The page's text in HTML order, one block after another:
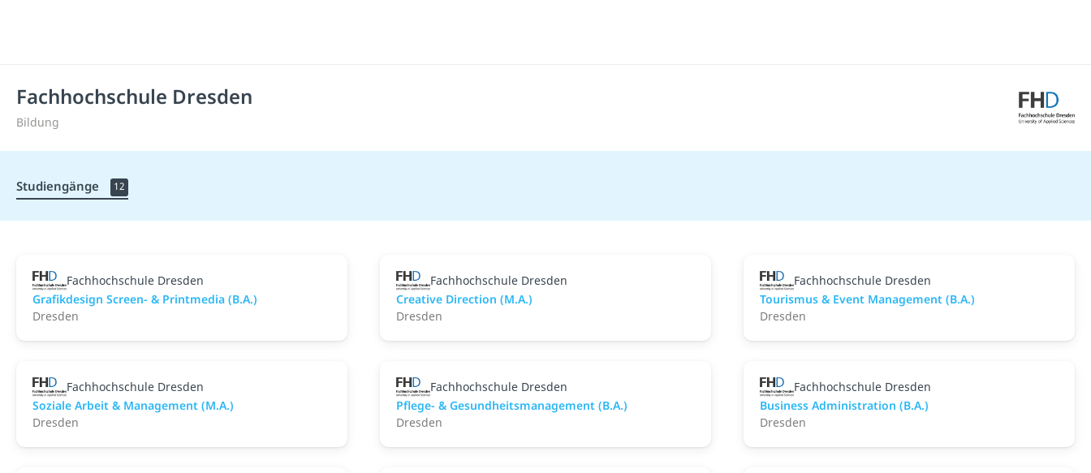
Fachhochschule Dresden
Bildung
Studiengänge 12
Fachhochschule Dresden
Grafikdesign Screen- & Printmedia (B.A.)
Dresden
Fachhochschule Dresden
Creative Direction (M.A.)
Dresden
Fachhochschule Dresden
Tourismus & Event Management (B.A.)
Dresden
Fachhochschule Dresden
Soziale Arbeit & Management (M.A.)
Dresden
Fachhochschule Dresden
Pflege- & Gesundheitsmanagement (B.A.)
Dresden
Fachhochschule Dresden
Business Administration (B.A.)
Dresden